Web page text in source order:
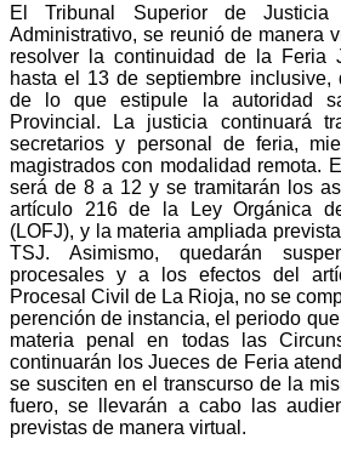
El Tribunal Superior de Justicia
Administrativo, se reunió de manera
resolver la continuidad de la Feria
hasta el 13 de septiembre inclusive,
de lo que estipule la autoridad
Provincial. La justicia continuará
secretarios y personal de feria,
magistrados con modalidad remota.
será de 8 a 12 y se tramitarán los
artículo 216 de la Ley Orgánica
(LOFJ), y la materia ampliada
TSJ. Asimismo, quedarán
procesales y a los efectos del
Procesal Civil de La Rioja, no se
perención de instancia, el periodo
materia penal en todas las
continuarán los Jueces de Feria
se susciten en el transcurso de la
fuero, se llevarán a cabo las
previstas de manera virtual.